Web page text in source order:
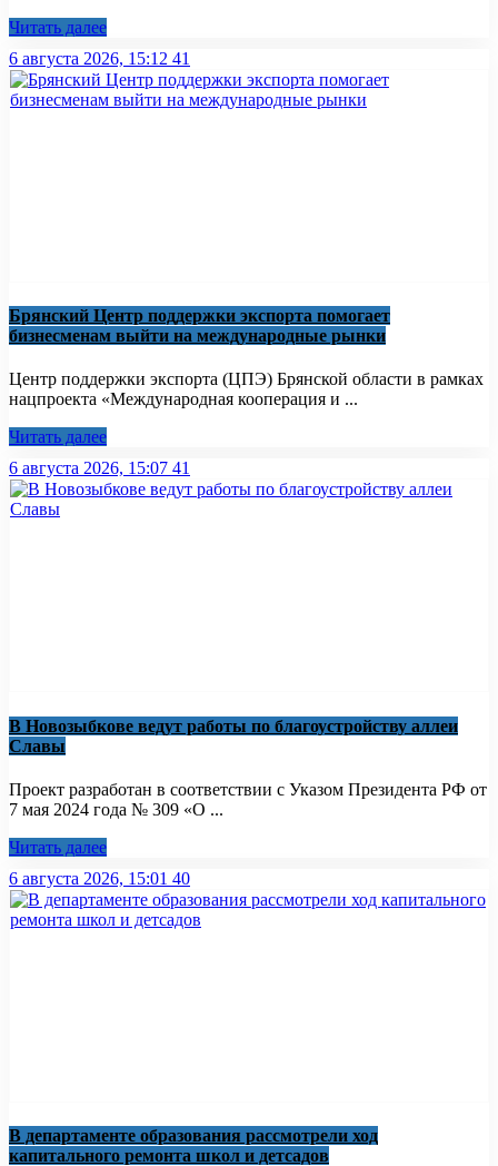
Читать далее
6 августа 2026, 15:12 41
Брянский Центр поддержки экспорта помогает
бизнесменам выйти на международные рынки
Центр поддержки экспорта (ЦПЭ) Брянской области в рамках
нацпроекта «Международная кооперация и ...
Читать далее
6 августа 2026, 15:07 41
В Новозыбкове ведут работы по благоустройству аллеи
Славы
Проект разработан в соответствии с Указом Президента РФ от
7 мая 2024 года № 309 «О ...
Читать далее
6 августа 2026, 15:01 40
В департаменте образования рассмотрели ход
капитального ремонта школ и детсадов